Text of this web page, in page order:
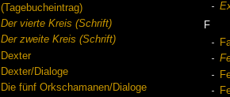
(Tagebucheintrag)
Der vierte Kreis (Schrift)
Der zweite Kreis (Schrift)
Dexter
Dexter/Dialoge
Die fünf Orkschamanen/Dialoge
F